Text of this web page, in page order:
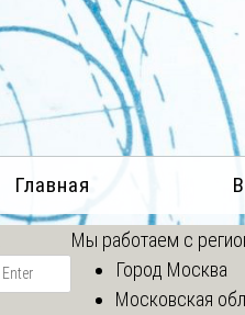
Главная
Мы работаем с
Город Москва
Московская